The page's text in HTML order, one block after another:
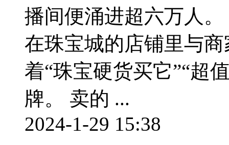
播间便涌进超六万人
在珠宝城的店铺里与
着“珠宝硬货买它”“超
牌。 卖的 ...
2024-1-29 15:38